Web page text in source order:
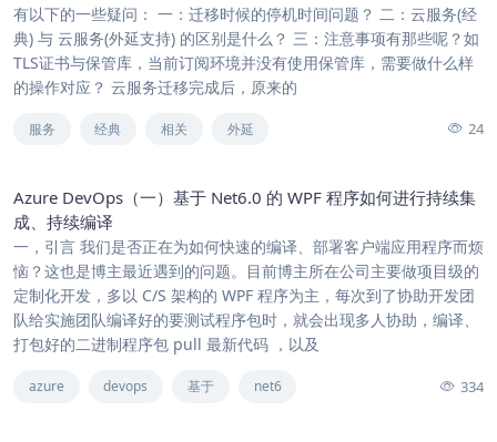
有以下的一些疑问： 一：迁移时候的停机时间问题？ 二：云服务(经
典) 与 云服务(外延支持) 的区别是什么？ 三：注意事项有那些呢？如
TLS证书与保管库，当前订阅环境并没有使用保管库，需要做什么样
的操作对应？ 云服务迁移完成后，原来的
服务 经典 相关 外延 24
Azure DevOps（一）基于 Net6.0 的 WPF 程序如何进行持续集
成、持续编译
一，引言 我们是否正在为如何快速的编译、部署客户端应用程序而烦
恼？这也是博主最近遇到的问题。目前博主所在公司主要做项目级的
定制化开发，多以 C/S 架构的 WPF 程序为主，每次到了协助开发团
队给实施团队编译好的要测试程序包时，就会出现多人协助，编译、
打包好的二进制程序包 pull 最新代码 ，以及
azure devops 基于 net6 334